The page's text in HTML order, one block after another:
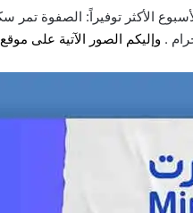
وإليكم الصور الآتية على موقع